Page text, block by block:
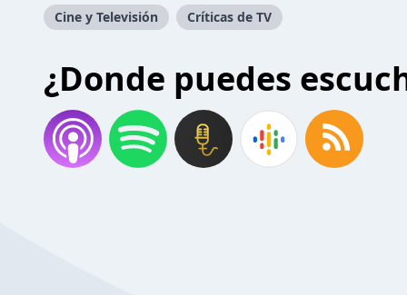
Cine y Televisión Críticas de TV
¿Donde puedes